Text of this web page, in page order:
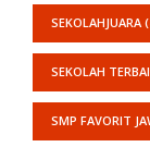
SEKOLAHJUARA
SEKOLAH
SMP FAVORIT